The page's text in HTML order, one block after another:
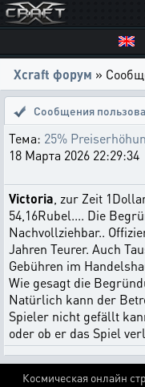
Xcraft форум »
Сообщения
Тема: 25%
18 Марта 2026 22:29:34
Victoria , zur Zeit
54,16Rubel.... Die
Nachvollziehbar..
Jahren Teurer. Auch
Gebühren im
Wie gesagt die
Natürlich kann der
Spieler nicht gefällt
oder ob er das Spiel
Космическая онлайн